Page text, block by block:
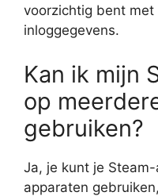
voorzichtig bent
inloggegevens.
Kan ik mijn
op
gebruiken?
Ja, je kunt je
apparaten